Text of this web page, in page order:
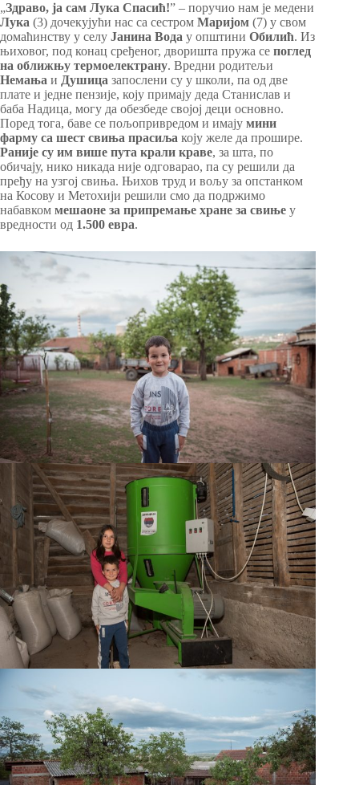
„Здраво, ја сам Лука Спасић!” – поручио нам је медени
Лука (3) дочекујући нас са сестром Маријом (7) у свом
домаћинству у селу Јанина Вода у општини Обилић. Из
њиховог, под конац сређеног, дворишта пружа се поглед
на оближњу термоелектрану. Вредни родитељи
Немања и Душица запослени су у школи, па од две
плате и једне пензије, коју примају деда Станислав и
баба Надица, могу да обезбеде својој деци основно.
Поред тога, баве се пољопривредом и имају мини
фарму са шест свиња прасиља коју желе да прошире.
Раније су им више пута крали краве, за шта, по
обичају, нико никада није одговарао, па су решили да
пређу на узгој свиња. Њихов труд и вољу за опстанком
на Косову и Метохији решили смо да подржимо
набавком мешаоне за припремање хране за свиње у
вредности од 1.500 евра.